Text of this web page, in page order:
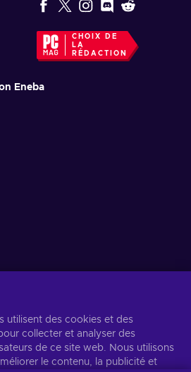
CHOIX DE
LA
RÉDACTION
Eneba
S’abonner
à tout moment. Consultez l'avis de
utilisent des cookies et des
collecter et analyser des
de ce site web. Nous utilisons
le contenu, la publicité et